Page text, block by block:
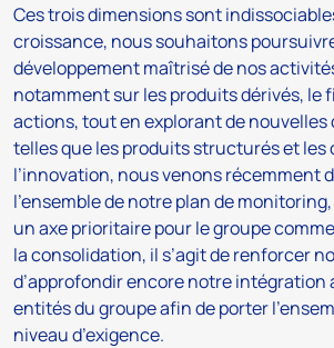
Ces trois dimensions sont
croissance, nous souhaitons
développement maîtrisé de nos
notamment sur les produits dérivés, le
actions, tout en explorant de nouvelles
telles que les produits structurés et les
l’innovation, nous venons récemment
l’ensemble de notre plan de
un axe prioritaire pour le groupe
la consolidation, il s’agit de renforcer
d’approfondir encore notre intégration
entités du groupe afin de porter
niveau d’exigence.